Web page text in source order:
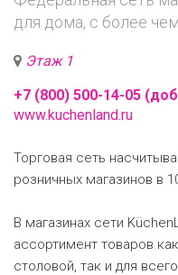
для дома, с более
Этаж 1
+7 (800) 500-14-05
www.kuchenland.ru
Торговая сеть
розничных магазинов в
В магазинах сети
ассортимент товаров
столовой, так и для